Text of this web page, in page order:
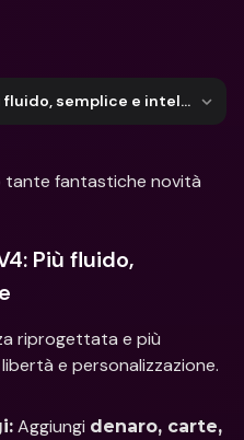
Ti presentiamo bunq V4: Più fluido, semplice e intelligente
tante fantastiche novità
Più fluido,
riprogettata e più
e personalizzazione.
Aggiungi denaro, carte,